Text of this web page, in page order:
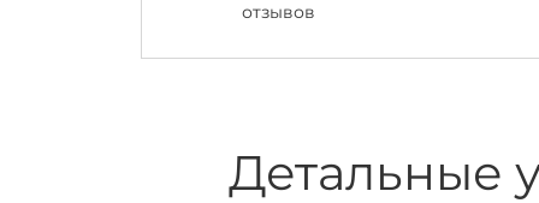
отзывов
Детальные